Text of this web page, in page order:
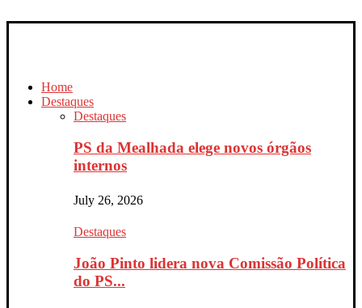
Home
Destaques
Destaques
PS da Mealhada elege novos órgãos
internos
July 26, 2026
Destaques
João Pinto lidera nova Comissão Política
do PS...